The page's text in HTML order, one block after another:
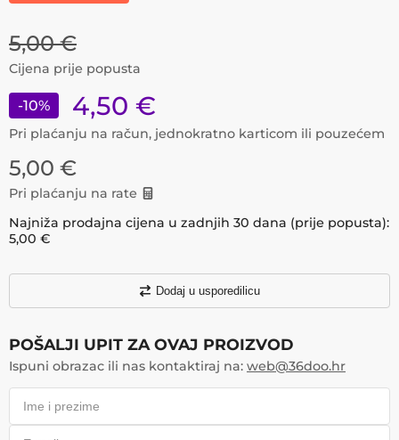
5,00 €
Cijena prije popusta
-10% 4,50 €
Pri plaćanju na račun, jednokratno karticom ili pouzećem
5,00 €
Pri plaćanju na rate
Najniža prodajna cijena u zadnjih 30 dana (prije popusta):
5,00 €
Dodaj u usporedilicu
POŠALJI UPIT ZA OVAJ PROIZVOD
Ispuni obrazac ili nas kontaktiraj na: web@36doo.hr